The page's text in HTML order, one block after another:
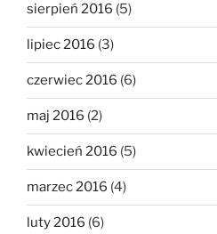
sierpień 2016 (5)
lipiec 2016 (3)
czerwiec 2016 (6)
maj 2016 (2)
kwiecień 2016 (5)
marzec 2016 (4)
luty 2016 (6)